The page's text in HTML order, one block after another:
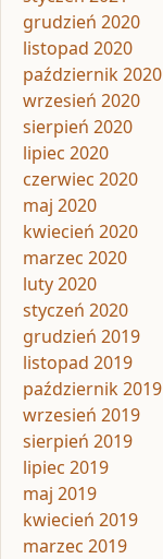
grudzień 2020
listopad 2020
październik 2020
wrzesień 2020
sierpień 2020
lipiec 2020
czerwiec 2020
maj 2020
kwiecień 2020
marzec 2020
luty 2020
styczeń 2020
grudzień 2019
listopad 2019
październik 2019
wrzesień 2019
sierpień 2019
lipiec 2019
maj 2019
kwiecień 2019
marzec 2019